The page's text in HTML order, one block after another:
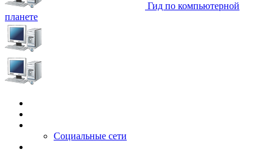
Гид по компьютерной
планете
Социальные сети